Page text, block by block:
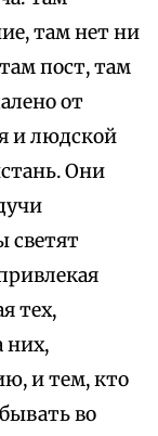
там нет ни
пост, там
от
и людской
Они
светят
тех,
них,
и тем, кто
во